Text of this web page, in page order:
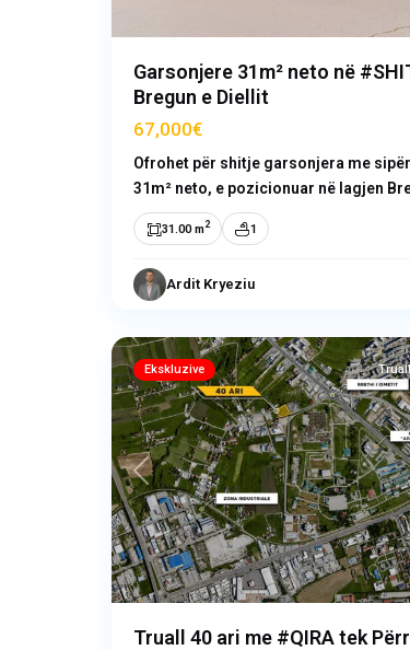
Garsonjere 31m² neto në
Bregun e Diellit
67,000€
Ofrohet për shitje garsonjera me
31m² neto, e pozicionuar në lagjen
31.00 m2 1
Ardit Kryeziu
Përroi
Njelmët,
Previous
Ekskluzive Truall
Truall 40 ari me #QIRA tek